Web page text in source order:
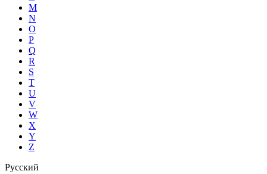
M
N
O
P
Q
R
S
T
U
V
W
X
Y
Z
Русский